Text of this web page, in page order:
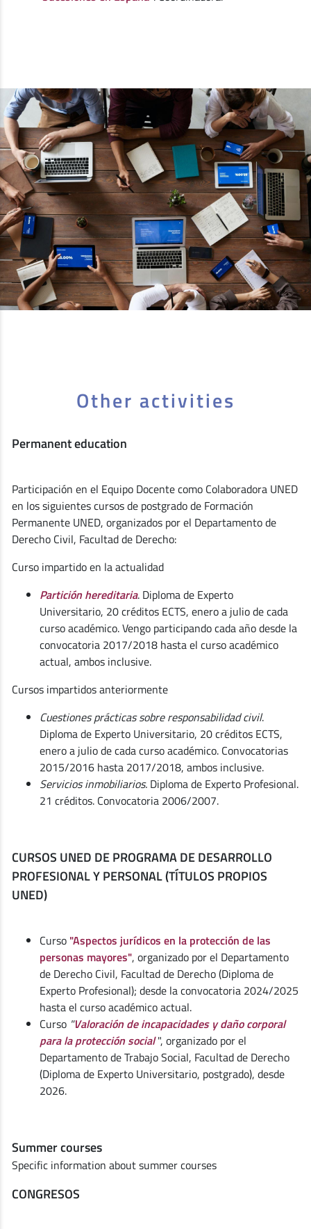
Other activities
Permanent education
Participación en el Equipo Docente como Colaboradora UNED
en los siguientes cursos de postgrado de Formación
Permanente UNED, organizados por el Departamento de
Derecho Civil, Facultad de Derecho:
Curso impartido en la actualidad
Partición hereditaria. Diploma de Experto
Universitario, 20 créditos ECTS, enero a julio de cada
curso académico. Vengo participando cada año desde la
convocatoria 2017/2018 hasta el curso académico
actual, ambos inclusive.
Cursos impartidos anteriormente
Cuestiones prácticas sobre responsabilidad civil.
Diploma de Experto Universitario, 20 créditos ECTS,
enero a julio de cada curso académico. Convocatorias
2015/2016 hasta 2017/2018, ambos inclusive.
Servicios inmobiliarios. Diploma de Experto Profesional.
21 créditos. Convocatoria 2006/2007.
CURSOS UNED DE PROGRAMA DE DESARROLLO
PROFESIONAL Y PERSONAL (TÍTULOS PROPIOS
UNED)
Curso "Aspectos jurídicos en la protección de las
personas mayores", organizado por el Departamento
de Derecho Civil, Facultad de Derecho (Diploma de
Experto Profesional); desde la convocatoria 2024/2025
hasta el curso académico actual.
Curso "Valoración de incapacidades y daño corporal
para la protección social", organizado por el
Departamento de Trabajo Social, Facultad de Derecho
(Diploma de Experto Universitario, postgrado), desde
2026.
Summer courses
Specific information about summer courses
CONGRESOS